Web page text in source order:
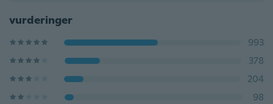
vurderinger
993
378
204
98